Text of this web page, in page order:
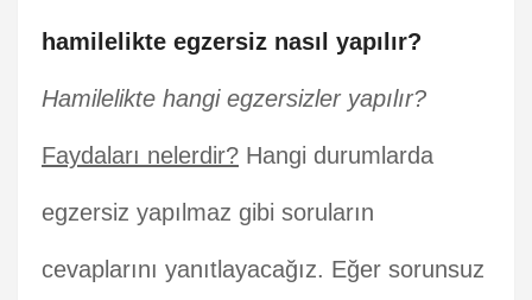
hamilelikte egzersiz nasıl yapılır?
Hamilelikte hangi egzersizler yapılır?
Faydaları nelerdir? Hangi durumlarda
egzersiz yapılmaz gibi soruların
cevaplarını yanıtlayacağız. Eğer sorunsuz